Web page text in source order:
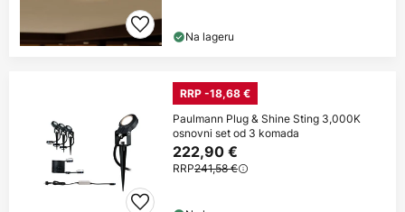
Na lageru
RRP -18,68 €
Paulmann Plug & Shine Sting 3,000K
osnovni set od 3 komada
222,90 €
RRP241,58 €